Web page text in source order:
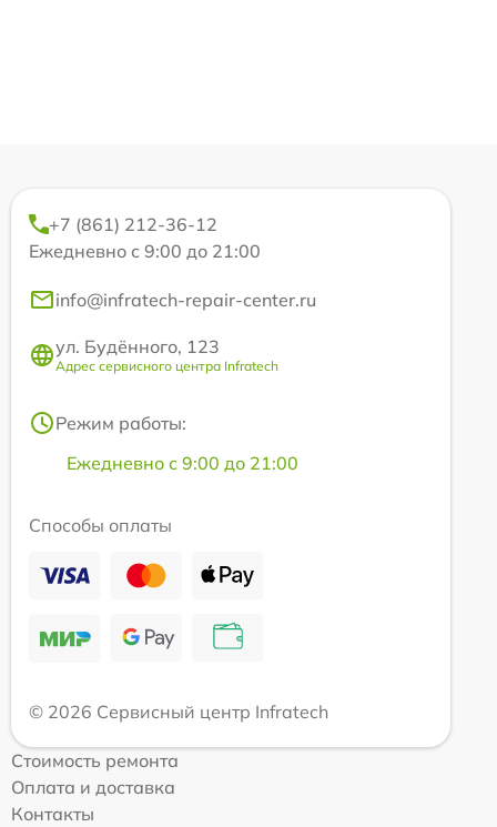
+7 (861) 212-36-12
Ежедневно с 9:00 до 21:00
info@infratech-repair-center.ru
ул. Будённого, 123
Адрес сервисного центра Infratech
Режим работы:
Ежедневно с 9:00 до 21:00
Способы оплаты
© 2026 Сервисный центр Infratech
Стоимость ремонта
Оплата и доставка
Контакты